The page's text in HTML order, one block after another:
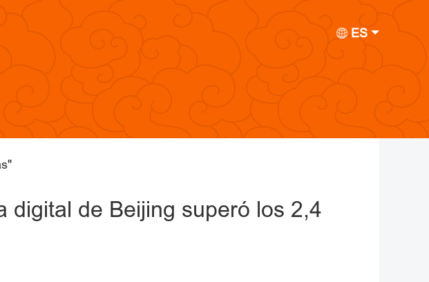
ES
digital de Beijing superó los 2,4